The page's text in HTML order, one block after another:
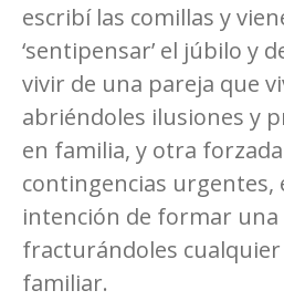
escribí las comillas y
‘sentipensar’ el júbilo y
vivir de una pareja que
abriéndoles ilusiones y
en familia, y otra
contingencias urgentes,
intención de formar una
fracturándoles cualquier
familiar.